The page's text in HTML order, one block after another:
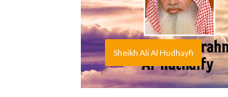
Sheikh Ali Al Hudhayfi